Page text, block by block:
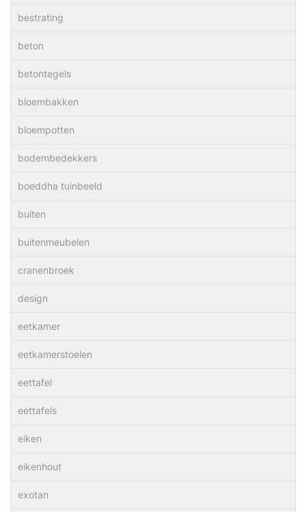
bestrating
beton
betontegels
bloembakken
bloempotten
bodembedekkers
boeddha tuinbeeld
buiten
buitenmeubelen
cranenbroek
design
eetkamer
eetkamerstoelen
eettafel
eettafels
eiken
eikenhout
exotan